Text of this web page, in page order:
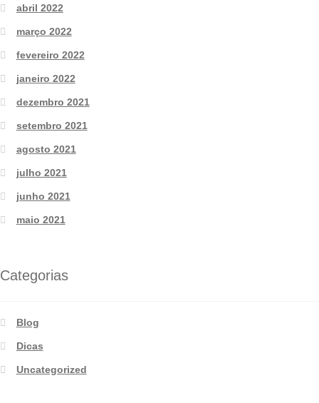
abril 2022
março 2022
fevereiro 2022
janeiro 2022
dezembro 2021
setembro 2021
agosto 2021
julho 2021
junho 2021
maio 2021
Categorias
Blog
Dicas
Uncategorized